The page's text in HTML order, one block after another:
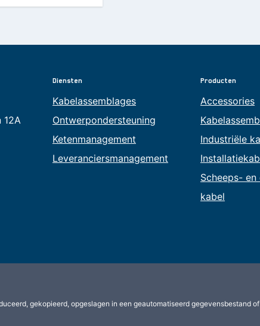
12A
Diensten
Kabelassemblages
Ontwerpondersteuning
Ketenmanagement
Leveranciersmanagement
Producten
Accessories
Industriële
Scheeps-
kabel
gekopieerd, opgeslagen in een geautomatiseerd gegevensbestand